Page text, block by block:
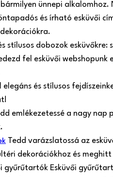
ünnepi
és írható esküvői
stílusos dobozok
fel esküvői
elegáns és stílusos
emlékezetessé a nagy
Tedd varázslatossá az
dekorációkhoz és
gyűrűtartók Esküvői